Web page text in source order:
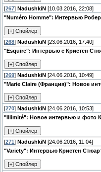
[267] NadushkiN [10.03.2016, 22:08]
"Numéro Homme": Интервью
[268] NadushkiN [23.06.2016, 17:40]
"Esquire": Интервью с Кристен
[269] NadushkiN [24.06.2016, 10:49]
"Marie Claire (Франция)": Новое
[270] NadushkiN [24.06.2016, 10:53]
"Illimité": Новое интервью и фото
[271 ] NadushkiN [24.06.2016, 11:04]
"Variety": Интервью Кристен